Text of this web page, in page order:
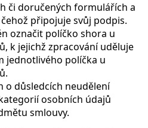
či doručených formulářích a
připojuje svůj podpis.
označit políčko shora u
k jejichž zpracování uděluje
jednotlivého políčka u
o důsledcích neudělení
osobních údajů
smlouvy.